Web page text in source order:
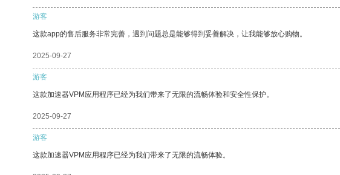
游客
这款app的售后服务非常完善，遇到问题总是能够得到妥善解决，让我能够放心购物。
2025-09-27
游客
这款加速器VPM应用程序已经为我们带来了无限的流畅体验和安全性保护。
2025-09-27
游客
这款加速器VPM应用程序已经为我们带来了无限的流畅体验。